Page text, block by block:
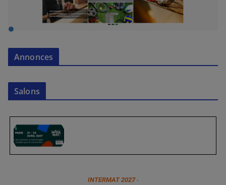
Annonces
Salons
INTERMAT 2027-